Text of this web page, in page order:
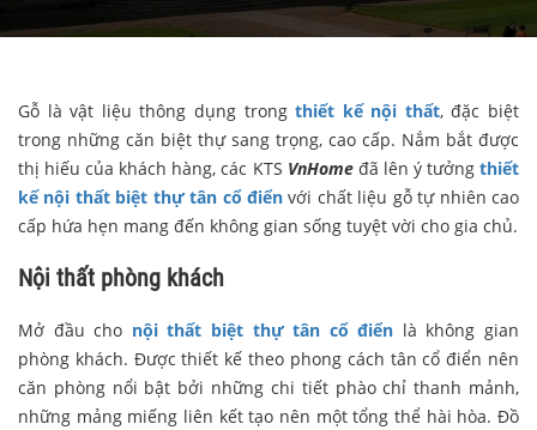
Gỗ là vật liệu thông dụng trongthiết kế nội thất, đặc biệt
trong những căn biệt thự sang trọng, cao cấp. Nắm bắt được
thị hiếu của khách hàng, các KTS VnHomeđã lên ý tưởngthiết
kế nội thất biệt thự tân cổ điển với chất liệu gỗ tự nhiên cao
cấp hứa hẹn mang đến không gian sống tuyệt vời cho gia chủ.
Nội thất phòng khách
Mở đầu cho nội thất biệt thự tân cổ điển là không gian
phòng khách. Được thiết kế theo phong cách tân cổ điển nên
căn phòng nổi bật bởi những chi tiết phào chỉ thanh mảnh,
những mảng miếng liên kết tạo nên một tổng thể hài hòa. Đồ